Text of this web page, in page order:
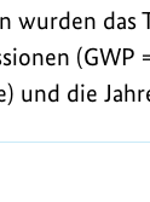
wurden das
(GWP
und die